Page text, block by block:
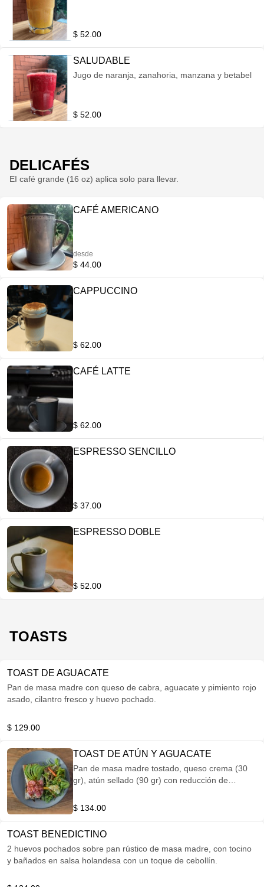
$ 52.00
SALUDABLE
Jugo de naranja, zanahoria, manzana y betabel
$ 52.00
DELICAFÉS
EI café grande (16 oz) aplica solo para llevar.
CAFÉ AMERICANO
desde
$ 44.00
CAPPUCCINO
$ 62.00
CAFÉ LATTE
$ 62.00
ESPRESSO SENCILLO
$ 37.00
ESPRESSO DOBLE
$ 52.00
TOASTS
TOAST DE AGUACATE
Pan de masa madre con queso de cabra, aguacate y pimiento rojo
asado, cilantro fresco y huevo pochado.
$ 129.00
TOAST DE ATÚN Y AGUACATE
Pan de masa madre tostado, queso crema (30
gr), atún sellado (90 gr) con reducción de
acompañado de mix de hojas de la casa, pepino,
$ 134.00
TOAST BENEDICTINO
2 huevos pochados sobre pan rústico de masa madre, con tocino
y bañados en salsa holandesa con un toque de cebollín.